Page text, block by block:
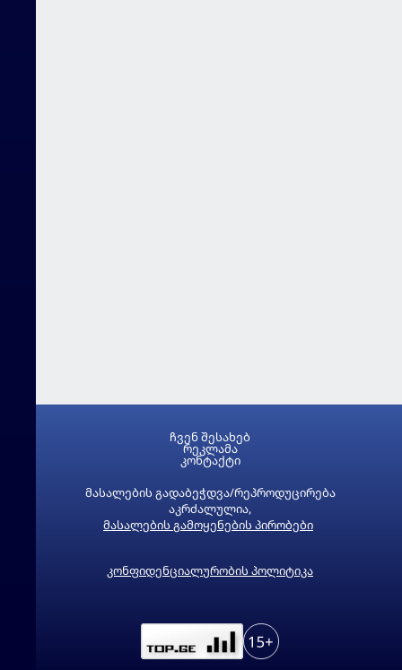
მასალების გადაბეჭდვა/რეპროდუცირება
აკრძალულია,
მასალების გამოყენების პირობები
კონფიდენციალურობის პოლიტიკა
ჩვენ შესახებ
რეკლამა
კონტაქტი